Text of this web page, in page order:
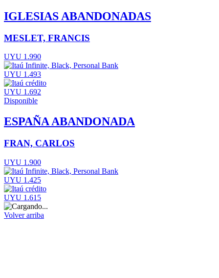
IGLESIAS ABANDONADAS
MESLET, FRANCIS
UYU 1.990
UYU 1.493
UYU 1.692
Disponible
ESPAÑA ABANDONADA
FRAN, CARLOS
UYU 1.900
UYU 1.425
UYU 1.615
Volver arriba